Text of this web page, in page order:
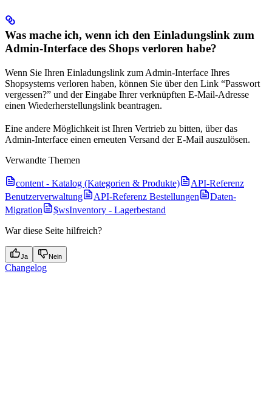
Was mache ich, wenn ich den Einladungslink zum
Admin-Interface des Shops verloren habe?
Wenn Sie Ihren Einladungslink zum Admin-Interface Ihres
Shopsystems verloren haben, können Sie über den Link “Passwort
vergessen?” und der Eingabe Ihrer verknüpften E-Mail-Adresse
einen Wiederherstellungslink beantragen.
Eine andere Möglichkeit ist Ihren Vertrieb zu bitten, über das
Admin-Interface einen erneuten Versand der E-Mail auszulösen.
Verwandte Themen
content - Katalog (Kategorien & Produkte)
API-Referenz
Benutzerverwaltung
API-Referenz Bestellungen
Daten-
Migration
$wsInventory - Lagerbestand
War diese Seite hilfreich?
Ja Nein
Changelog